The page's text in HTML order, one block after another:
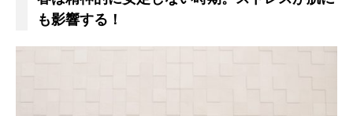
も影響する！